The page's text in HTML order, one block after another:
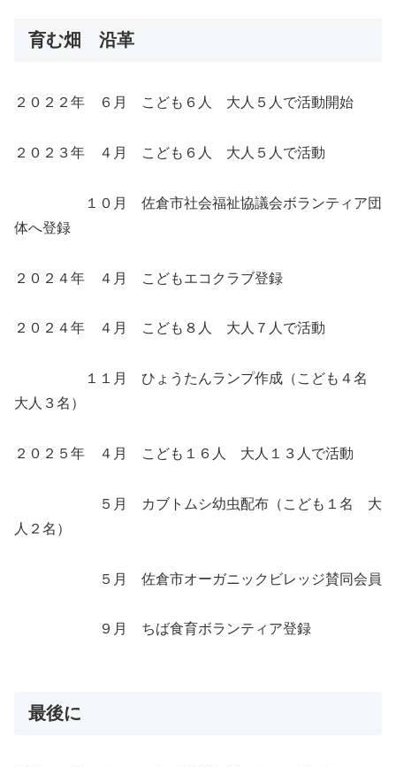
育む畑 沿革
２０２２年 ６月 こども６人 大人５人で活動開始
２０２３年 ４月 こども６人 大人５人で活動
１０月 佐倉市社会福祉協議会ボランティア団
体へ登録
２０２４年 ４月 こどもエコクラブ登録
２０２４年 ４月 こども８人 大人７人で活動
１１月 ひょうたんランプ作成（こども４名
大人３名）
２０２５年 ４月 こども１６人 大人１３人で活動
５月 カブトムシ幼虫配布（こども１名 大
人２名）
５月 佐倉市オーガニックビレッジ賛同会員
９月 ちば食育ボランティア登録
最後に